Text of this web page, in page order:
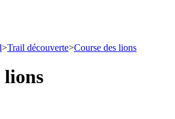
>Trail découverte>Course des lions
lions